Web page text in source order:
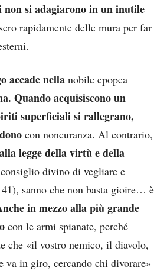
si adagiarono in un inutile
rapidamente delle mura per far
accade nella nobile epopea
Quando acquisiscono un
superficiali si rallegrano,
con noncuranza. Al contrario,
legge della virtù e della
divino di vegliare e
sanno che non basta gioire… è
in mezzo alla più grande
con le armi spianate, perché
che «il vostro nemico, il diavolo,
va in giro, cercando chi divorare»